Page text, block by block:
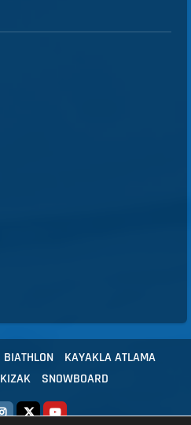
BIATHLON
KAYAKLA ATLAMA
KIZAK SNOWBOARD